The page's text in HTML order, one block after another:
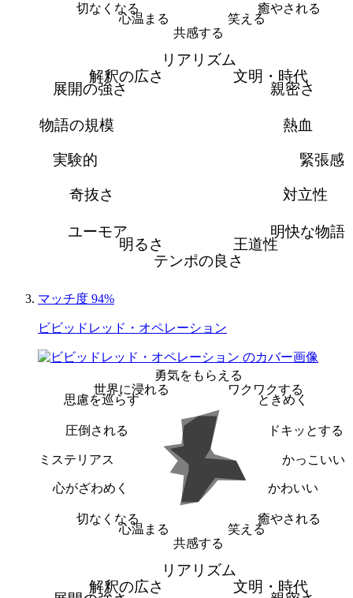
癒やされる
笑える
共感する
心温まる
切なくなる
リアリズム
文明・時代
親密さ
熱血
緊張感
対立性
明快な物語
王道性
テンポの良さ
明るさ
ユーモア
奇抜さ
実験的
物語の規模
展開の強さ
解釈の広さ
マッチ度 94%
ビビッドレッド・オペレーション
勇気をもらえる
ワクワクする
ときめく
ドキッとする
かっこいい
かわいい
癒やされる
笑える
共感する
心温まる
切なくなる
心がざわめく
ミステリアス
圧倒される
思慮を巡らす
世界に浸れる
リアリズム
文明・時代
解釈の広さ